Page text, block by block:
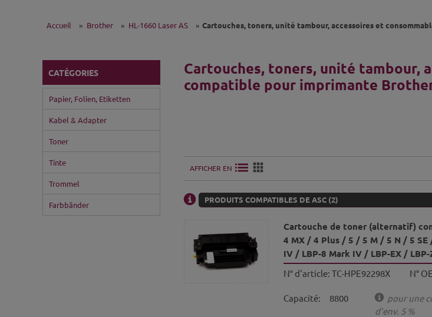
Accueil » Brother » HL-1660 Laser AS » Cartouches, toners, unité tambour, accessoires et
CATÉGORIES
Papier, Folien, Etiketten
Kabel & Adapter
Toner
Tinte
Trommel
Farbbänder
Cartouches, toners, unité tambour,
compatible pour imprimante
AFFICHER EN
PRODUITS COMPATIBLES DE ASC (2)
Cartouche de toner (alternatif)
4 MX / 4 Plus / 5 / 5 M / 5 N / 5 SE
IV / LBP-8 Mark IV / LBP-EX /
N° d'article: TC-HPE92298X N°
Capacité: 8800
pour une
d'env. 5 %